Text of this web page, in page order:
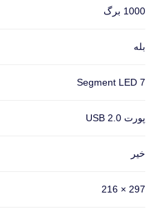
1000 برگ
بله
7 Segment LED
پورت USB 2.0
خیر
297 × 216